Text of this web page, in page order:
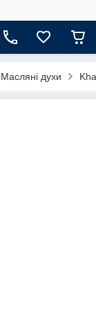
Масляні духи